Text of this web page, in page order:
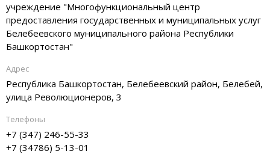
учреждение "Многофункциональный центр
предоставления государственных и муниципальных услуг
Белебеевского муниципального района Республики
Башкортостан"
Адрес
Республика Башкортостан, Белебеевский район, Белебей,
улица Революционеров, 3
Телефоны
+7 (347) 246-55-33
+7 (34786) 5-13-01